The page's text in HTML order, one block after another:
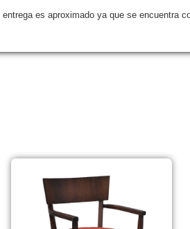
es aproximado ya que se encuentra